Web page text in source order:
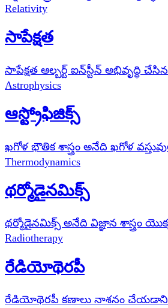
Relativity
సాపేక్షత
సాపేక్షత ఆల్బర్ట్ ఐన్‌స్టీన్ అభివృద్ధి
Astrophysics
ఆస్ట్రోఫిజిక్స్
ఖగోళ భౌతిక శాస్త్రం అనేది ఖగోళ
Thermodynamics
థర్మోడైనమిక్స్
థర్మోడైనమిక్స్ అనేది విజ్ఞాన శాస్త్రం
Radiotherapy
రేడియోథెరపీ
రేడియోథెరపీ కణాలు నాశనం చేయడానికి